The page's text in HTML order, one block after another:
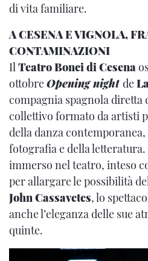
di vita familiare.
A CESENA E VIGNOLA,
CONTAMINAZIONI
IlTeatro Bonci di Cesena
ottobreOpening night de
compagnia spagnola diretta
collettivo formato da artisti
della danza
fotografia e della
immerso nel teatro, inteso
per allargare le possibilità
John Cassavetes, lo
anche l’eleganza delle sue
quinte.